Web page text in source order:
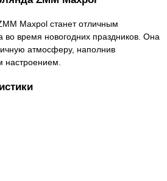
Maxpol станет отличным
время новогодних праздников. Она
атмосферу, наполнив